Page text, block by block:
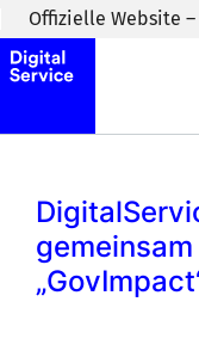
Zum Inhaltsbereich
Offizielle Website
„GovImpact